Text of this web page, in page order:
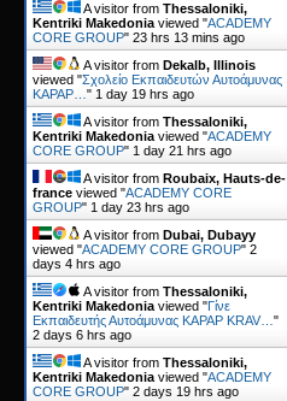
A visitor from Thessaloniki,
Kentriki Makedonia viewed "ACADEMY
CORE GROUP" 23 hrs 13 mins ago
A visitor from Dekalb, Illinois
viewed "Σχολείο Εκπαιδευτών Αυτοάμυνας
KAPAP… " 1 day 19 hrs ago
A visitor from Thessaloniki,
Kentriki Makedonia viewed "ACADEMY
CORE GROUP" 1 day 21 hrs ago
A visitor from Roubaix, Hauts-de-
france viewed "ACADEMY CORE
GROUP" 1 day 23 hrs ago
A visitor from Dubai, Dubayy
viewed "ACADEMY CORE GROUP" 2
days 4 hrs ago
A visitor from Thessaloniki,
Kentriki Makedonia viewed "Γίνε
Εκπαιδευτής Αυτοάμυνας KAPAP KRAV… "
2 days 6 hrs ago
A visitor from Thessaloniki,
Kentriki Makedonia viewed "ACADEMY
CORE GROUP" 2 days 19 hrs ago